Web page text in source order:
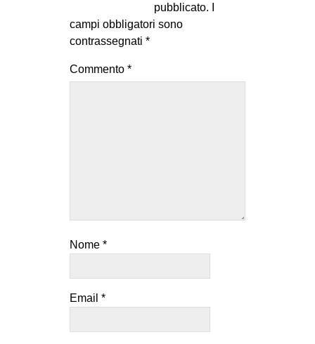
pubblicato.
campi obbligatori sono
contrassegnati *
Commento *
Nome *
Email *